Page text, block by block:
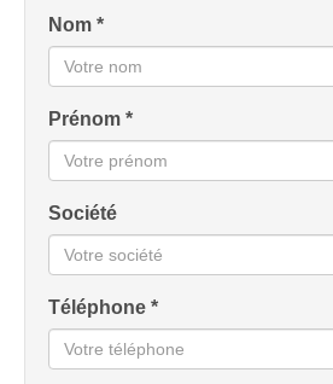
Nom *
Prénom *
Société
Téléphone *